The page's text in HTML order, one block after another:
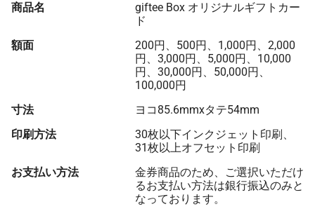
商品名
giftee Box オリジナルギフトカー
ド
額面
200円、500円、1,000円、2,000
円、3,000円、5,000円、10,000
円、30,000円、50,000円、
100,000円
寸法
ヨコ85.6mmxタテ54mm
印刷方法
30枚以下インクジェット印刷、
31枚以上オフセット印刷
お支払い方法
金券商品のため、ご選択いただけ
るお支払い方法は銀行振込のみと
なっております。